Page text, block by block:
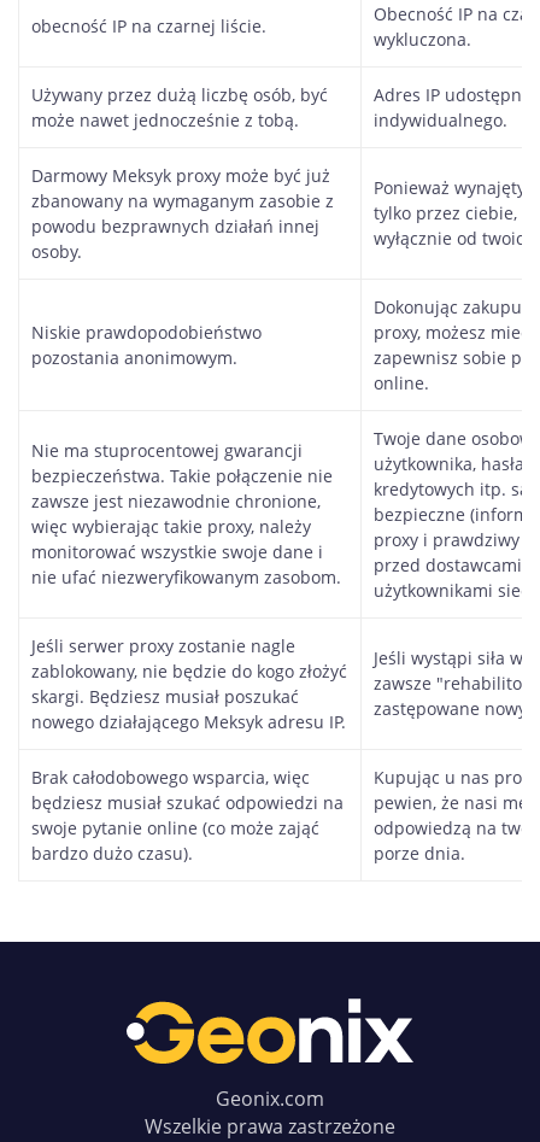
obecność IP na czarnej liście.
Obecność IP na
wykluczona.
Używany przez dużą liczbę osób, być
może nawet jednocześnie z tobą.
Adres IP
indywidualnego.
Darmowy Meksyk proxy może być już
zbanowany na wymaganym zasobie z
powodu bezprawnych działań innej
osoby.
Ponieważ wynajęty
tylko przez ciebie,
wyłącznie od twoich
Niskie prawdopodobieństwo
pozostania anonimowym.
Dokonując zakupu
proxy, możesz mieć
zapewnisz sobie
online.
Nie ma stuprocentowej gwarancji
bezpieczeństwa. Takie połączenie nie
zawsze jest niezawodnie chronione,
więc wybierając takie proxy, należy
monitorować wszystkie swoje dane i
nie ufać niezweryfikowanym zasobom.
Twoje dane
użytkownika, hasła,
kredytowych itp. są
bezpieczne
proxy i prawdziwy
przed dostawcami i
użytkownikami
Jeśli serwer proxy zostanie nagle
zablokowany, nie będzie do kogo złożyć
skargi. Będziesz musiał poszukać
nowego działającego Meksyk adresu IP.
Jeśli wystąpi siła
zawsze
zastępowane
Brak całodobowego wsparcia, więc
będziesz musiał szukać odpowiedzi na
swoje pytanie online (co może zająć
bardzo dużo czasu).
Kupując u nas
pewien, że nasi
odpowiedzą na
porze dnia.
Geonix.com
Wszelkie prawa zastrzeżone